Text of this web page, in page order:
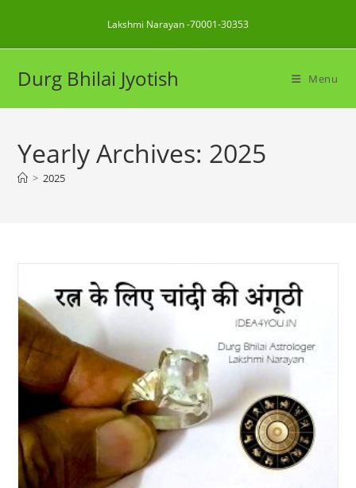
content
Lakshmi Narayan -70001-30353
Durg Bhilai Jyotish Menu
Yearly Archives: 2025
> 2025